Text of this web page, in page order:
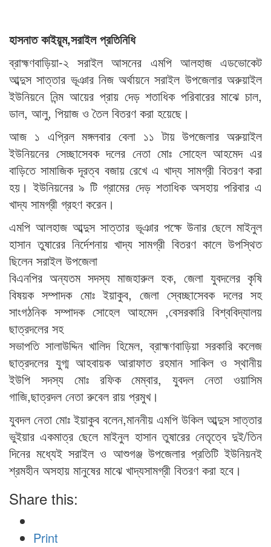
হাসনাত কাইয়ূম,সরাইল প্রতিনিধি
ব্রাহ্মণবাড়িয়া-২ সরাইল আসনের এমপি আলহাজ এডভোকেট
আব্দুস সাত্তার ভূঞার নিজ অর্থায়নে সরাইল উপজেলার অরুয়াইল
ইউনিয়নে নিন্ম আয়ের প্রায় দেড় শতাধিক পরিবারের মাঝে চাল,
ডাল, আলু, পিয়াজ ও তৈল বিতরণ করা হয়েছে।
আজ ১ এপ্রিল মঙ্গলবার বেলা ১১ টায় উপজেলার অরুয়াইল
ইউনিয়নের সেচ্ছাসেবক দলের নেতা মোঃ সোহেল আহমেদ এর
বাড়িতে সামাজিক দূরত্ব বজায় রেখে এ খাদ্য সামগ্রী বিতরণ করা
হয়। ইউনিয়নের ৯ টি গ্রামের দেড় শতাধিক অসহায় পরিবার এ
খাদ্য সামগ্রী গ্রহণ করেন।
এমপি আলহাজ আব্দুস সাত্তার ভূঞার পক্ষে উনার ছেলে মাইনুল
হাসান তুষারের নির্দেশনায় খাদ্য সামগ্রী বিতরণ কালে উপস্থিত
ছিলেন সরাইল উপজেলা
বিএনপির অন্যতম সদস্য মাজহারুল হক, জেলা যুবদলের কৃষি
বিষয়ক সম্পাদক মোঃ ইয়াকুব, জেলা স্বেচ্ছাসেবক দলের সহ
সাংগঠনিক সম্পাদক সোহেল আহমেদ ,বেসরকারি বিশ্ববিদ্যালয়
ছাত্রদলের সহ
সভাপতি সালাউদ্দিন খালিদ হিমেল, ব্রাহ্মণবাড়িয়া সরকারি কলেজ
ছাত্রদলের যুগ্ম আহবায়ক আরাফাত রহমান সাকিল ও স্থানীয়
ইউপি সদস্য মোঃ রফিক মেম্বার, যুবদল নেতা ওয়াসিম
গাজি,ছাত্রদল নেতা রুবেল রায় প্রমুখ।
যুবদল নেতা মোঃ ইয়াকুব বলেন,মাননীয় এমপি উকিল আব্দুস সাত্তার
ভুইয়ার একমাত্র ছেলে মাইনুল হাসান তুষারের নেতৃত্বে দুই/তিন
দিনের মধ্যেই সরাইল ও আশুগঞ্জ উপজেলার প্রতিটি ইউনিয়নই
শ্রমহীন অসহায় মানুষের মাঝে খাদ্যসামগ্রী বিতরণ করা হবে।
Share this:
Print